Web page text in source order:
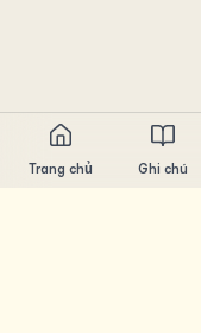
Trang chủ Ghi chú